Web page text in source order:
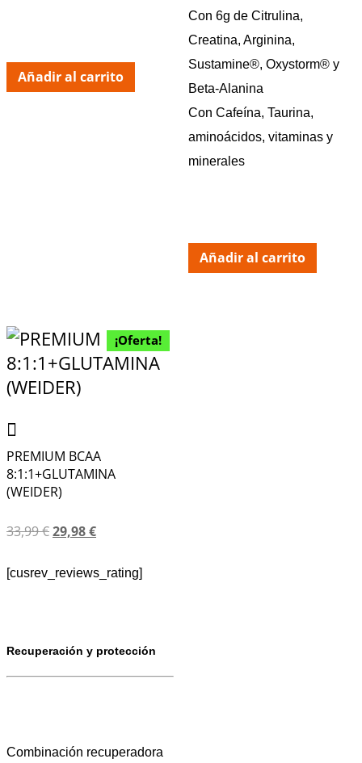
Añadir al carrito
Con 6g de Citrulina,
Creatina, Arginina,
Sustamine®, Oxystorm® y
Beta-Alanina
Con Cafeína, Taurina,
aminoácidos, vitaminas y
minerales
Añadir al carrito
¡Oferta!
PREMIUM BCAA
8:1:1+GLUTAMINA
(WEIDER)
33,99€29,98€
[cusrev_reviews_rating]
Recuperación y protección
Combinación recuperadora